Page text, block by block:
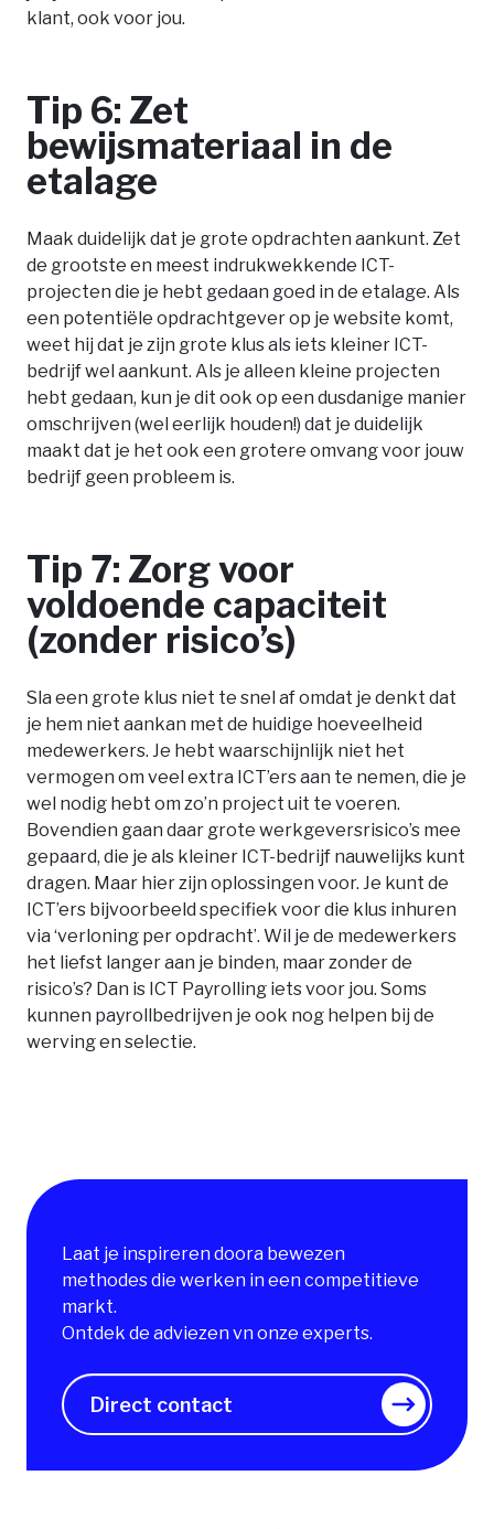
klant, ook voor jou.
Tip 6: Zet
bewijsmateriaal in de
etalage
Maak duidelijk dat je grote opdrachten aankunt. Zet
de grootste en meest indrukwekkende ICT-
projecten die je hebt gedaan goed in de etalage. Als
een potentiële opdrachtgever op je website komt,
weet hij dat je zijn grote klus als iets kleiner ICT-
bedrijf wel aankunt. Als je alleen kleine projecten
hebt gedaan, kun je dit ook op een dusdanige manier
omschrijven (wel eerlijk houden!) dat je duidelijk
maakt dat je het ook een grotere omvang voor jouw
bedrijf geen probleem is.
Tip 7: Zorg voor
voldoende capaciteit
(zonder risico’s)
Sla een grote klus niet te snel af omdat je denkt dat
je hem niet aankan met de huidige hoeveelheid
medewerkers. Je hebt waarschijnlijk niet het
vermogen om veel extra ICT’ers aan te nemen, die je
wel nodig hebt om zo’n project uit te voeren.
Bovendien gaan daar grote werkgeversrisico’s mee
gepaard, die je als kleiner ICT-bedrijf nauwelijks kunt
dragen. Maar hier zijn oplossingen voor. Je kunt de
ICT’ers bijvoorbeeld specifiek voor die klus inhuren
via ‘verloning per opdracht’. Wil je de medewerkers
het liefst langer aan je binden, maar zonder de
risico’s? Dan is ICT Payrolling iets voor jou. Soms
kunnen payrollbedrijven je ook nog helpen bij de
werving en selectie.
Laat je inspireren doora bewezen
methodes die werken in een competitieve
markt.
Ontdek de adviezen vn onze experts.
Direct contact